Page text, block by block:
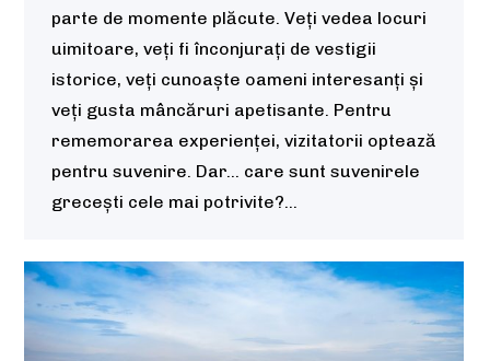
parte de momente plăcute. Veți vedea locuri
uimitoare, veți fi înconjurați de vestigii
istorice, veți cunoaște oameni interesanți și
veți gusta mâncăruri apetisante. Pentru
rememorarea experienței, vizitatorii optează
pentru suvenire. Dar... care sunt suvenirele
grecești cele mai potrivite?…